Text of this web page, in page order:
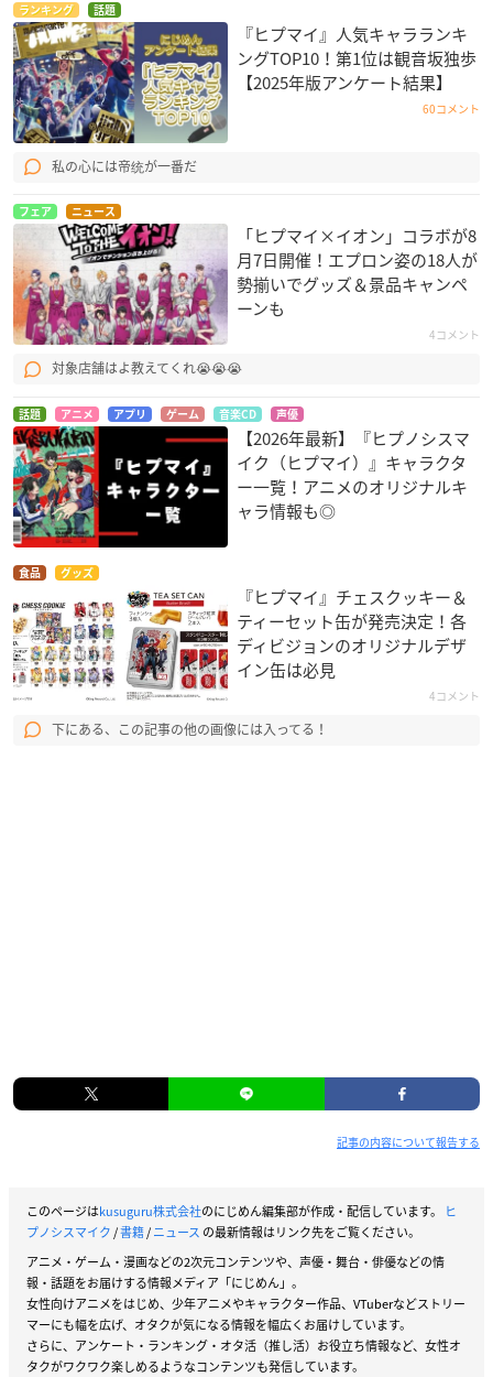
ランキング 話題
『ヒプマイ』人気キャラランキ
ングTOP10！第1位は観音坂独歩
【2025年版アンケート結果】
60コメント
私の心には帝统が一番だ
フェア ニュース
「ヒプマイ×イオン」コラボが8
月7日開催！エプロン姿の18人が
勢揃いでグッズ＆景品キャンペ
ーンも
4コメント
対象店舗はよ教えてくれ😭😭😭
話題 アニメ アプリ ゲーム 音楽CD 声優
【2026年最新】『ヒプノシスマ
イク（ヒプマイ）』キャラクタ
ー一覧！アニメのオリジナルキ
ャラ情報も◎
食品 グッズ
『ヒプマイ』チェスクッキー＆
ティーセット缶が発売決定！各
ディビジョンのオリジナルデザ
イン缶は必見
4コメント
下にある、この記事の他の画像には入ってる！
記事の内容について報告する
このページはkusuguru株式会社のにじめん編集部が作成・配信しています。
ヒ
プノシスマイク/書籍/ニュース の最新情報はリンク先をご覧ください。
アニメ・ゲーム・漫画などの2次元コンテンツや、声優・舞台・俳優などの情
報・話題をお届けする情報メディア「にじめん」。
女性向けアニメをはじめ、少年アニメやキャラクター作品、VTuberなどストリー
マーにも幅を広げ、オタクが気になる情報を幅広くお届けしています。
さらに、アンケート・ランキング・オタ活（推し活）お役立ち情報など、女性オ
タクがワクワク楽しめるようなコンテンツも発信しています。